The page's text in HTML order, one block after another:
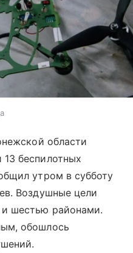
области
беспилотных
утром в субботу
Воздушные цели
шестью районами.
обошлось